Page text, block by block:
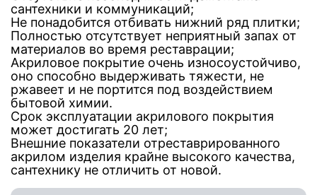
сантехники и коммуникаций;
Не понадобится отбивать нижний ряд плитки;
Полностью отсутствует неприятный запах от
материалов во время реставрации;
Акриловое покрытие очень износоустойчиво,
оно способно выдерживать тяжести, не
ржавеет и не портится под воздействием
бытовой химии.
Срок эксплуатации акрилового покрытия
может достигать 20 лет;
Внешние показатели отреставрированного
акрилом изделия крайне высокого качества,
сантехнику не отличить от новой.